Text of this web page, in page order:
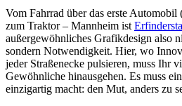
Vom Fahrrad über das erste
zum Traktor – Mannheim ist
außergewöhnliches Grafikdesign also
sondern Notwendigkeit. Hier, wo
jeder Straßenecke pulsieren, muss Ihr
Gewöhnliche hinausgehen. Es muss
einzigartig macht: den Mut, anders zu